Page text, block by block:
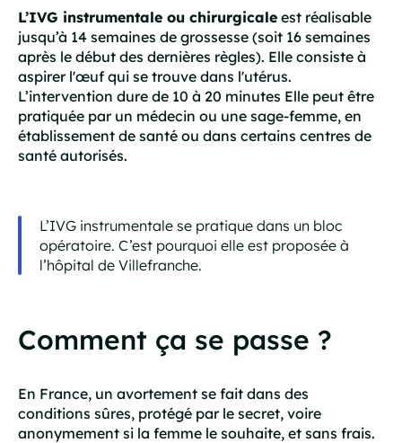
L’IVG instrumentale ou chirurgicale est réalisable
jusqu’à 14 semaines de grossesse (soit 16 semaines
après le début des dernières règles). Elle consiste à
aspirer l'œuf qui se trouve dans l'utérus.
L’intervention dure de 10 à 20 minutes Elle peut être
pratiquée par un médecin ou une sage-femme, en
établissement de santé ou dans certains centres de
santé autorisés.
L’IVG instrumentale se pratique dans un bloc
opératoire. C’est pourquoi elle est proposée à
l’hôpital de Villefranche.
Comment ça se passe ?
En France, un avortement se fait dans des
conditions sûres, protégé par le secret, voire
anonymement si la femme le souhaite, et sans frais.